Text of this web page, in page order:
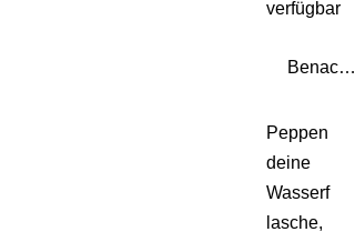
verfügbar
Peppen
deine
Wasserf
lasche,